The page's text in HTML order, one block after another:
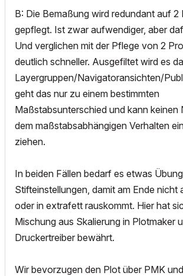
B: Die Bemaßung wird redundant auf 2
gepflegt. Ist zwar aufwendiger, aber
Und verglichen mit der Pflege von 2
deutlich schneller. Ausgefiltet wird es
Layergruppen/Navigatoransichten/
geht das nur zu einem bestimmten
Maßstabsunterschied und kann keinen
dem maßstabsabhängigen Verhalten
ziehen.
In beiden Fällen bedarf es etwas
Stifteinstellungen, damit am Ende nicht
oder in extrafett rauskommt. Hier hat
Mischung aus Skalierung in Plotmaker
Druckertreiber bewährt.
Wir bevorzugen den Plot über PMK